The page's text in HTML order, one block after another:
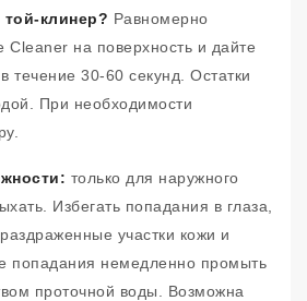
той-клинер? Равномерно
Cleaner на поверхность и дайте
течение 30-60 секунд. Остатки
При необходимости
только для наружного
Избегать попадания в глаза,
участки кожи и
попадания немедленно промыть
проточной воды. Возможна